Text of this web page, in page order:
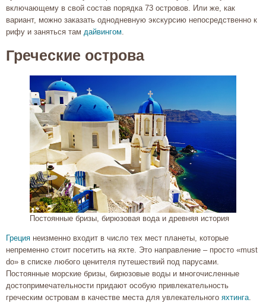
включающему в свой состав порядка 73 островов. Или же, как
вариант, можно заказать однодневную экскурсию непосредственно к
рифу и заняться там дайвингом
Греческие острова
Постоянные бризы, бирюзовая вода и древняя история
Греция неизменно входит в число тех мест планеты, которые
непременно стоит посетить на яхте. Это направление – просто «must
do» в списке любого ценителя путешествий под парусами.
Постоянные морские бризы, бирюзовые воды и многочисленные
достопримечательности придают особую привлекательность
греческим островам в качестве места для увлекательного яхтинга.